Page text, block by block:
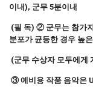
이내), 군무 5분이내
(필 독) ② 군무는 참가
분포가 균등한 경우 높
(군무 수상자 모두에게
③ 예비용 작품 음악은